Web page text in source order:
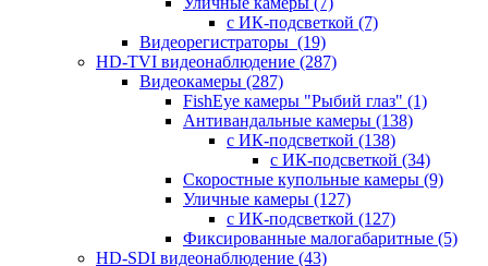
с ИК-подсветкой (7)
Видеорегистраторы (19)
HD-TVI видеонаблюдение (287)
Видеокамеры (287)
FishEye камеры "Рыбий глаз" (1)
Антивандальные камеры (138)
с ИК-подсветкой (138)
с ИК-подсветкой (34)
Скоростные купольные камеры (9)
Уличные камеры (127)
с ИК-подсветкой (127)
Фиксированные малогабаритные (5)
HD-SDI видеонаблюдение (43)